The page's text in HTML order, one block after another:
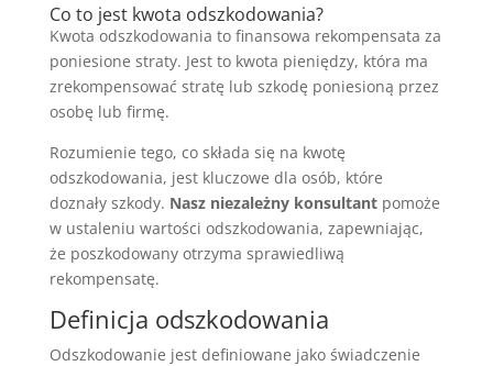
Co to jest kwota odszkodowania?
Kwota odszkodowania to finansowa rekompensata za
poniesione straty. Jest to kwota pieniędzy, która ma
zrekompensować stratę lub szkodę poniesioną przez
osobę lub firmę.
Rozumienie tego, co składa się na kwotę
odszkodowania, jest kluczowe dla osób, które
doznały szkody. Nasz niezależny konsultantpomoże
w ustaleniu wartości odszkodowania, zapewniając,
że poszkodowany otrzyma sprawiedliwą
rekompensatę.
Definicja odszkodowania
Odszkodowanie jest definiowane jako świadczenie